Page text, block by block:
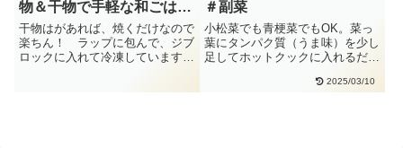
物＆干物で手軽な和ごはん
#AX-RS1B
干物はがあれば、焼くだけなので
楽ちん！ ラップに包んで、ジブ
ロックに入れて冷凍しています。
＃副菜
小松菜でも青梗菜でもOK。菜っ
葉にタンパク質（うま味）を少し
足してホットクックに入れるだ
2025/03/10